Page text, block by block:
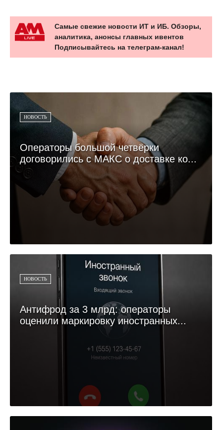
Самые свежие новости ИТ и ИБ. Обзоры,
аналитика, анонсы главных ивентов
Подписывайтесь на телеграм-канал!
НОВОСТЬ
Операторы большой четвёрки
договорились с МАКС о доставке ко...
НОВОСТЬ
Антифрод за 3 млрд: операторы
оценили маркировку иностранных...